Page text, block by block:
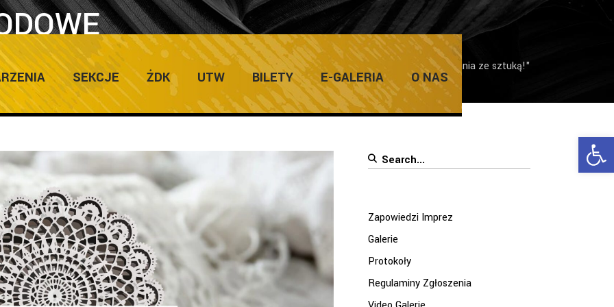
SEKCJE ŻDK UTW BILETY E-GALERIA O NAS
/Posts tagged "32 Międzynarodowe Plenerowe Spotkania ze sztuką!"
Search
Zapowiedzi Imprez
Galerie
Protokoły
Regulaminy Zgłoszenia